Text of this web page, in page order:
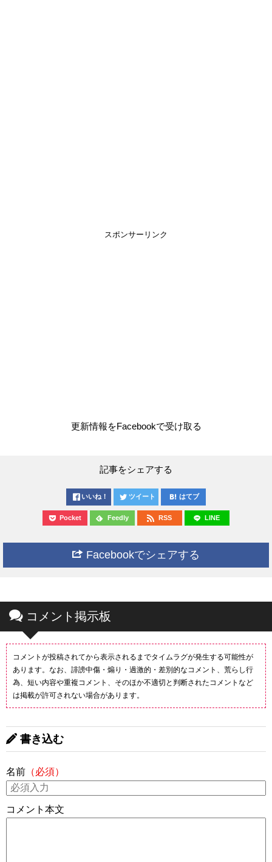
スポンサーリンク
更新情報をFacebookで受け取る
記事をシェアする
いいね！ ツイート はてブ
Pocket Feedly RSS LINE
Facebookでシェアする
コメント掲示板
コメントが投稿されてから表示されるまでタイムラグが発生する可能性が
あります。なお、誹謗中傷・煽り・過激的・差別的なコメント、荒らし行
為、短い内容や重複コメント、そのほか不適切と判断されたコメントなど
は掲載が許可されない場合があります。
書き込む
名前 （必須）
コメント本文